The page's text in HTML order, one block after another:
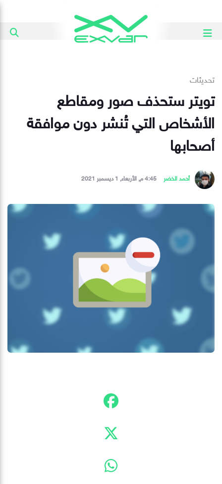
تحديثات
تويتر ستحذف صور ومقاطع
الأشخاص التي تُنشر دون موافقة
أصحابها
أحمد الخضر 4:45 م, الأربعاء, 1 ديسمبر 2021